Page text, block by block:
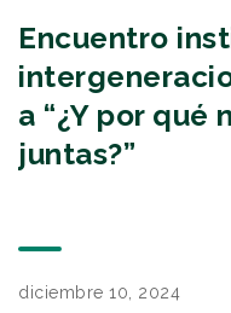
Encuentro
a “¿Y por qué
juntas?”
diciembre 10, 2024